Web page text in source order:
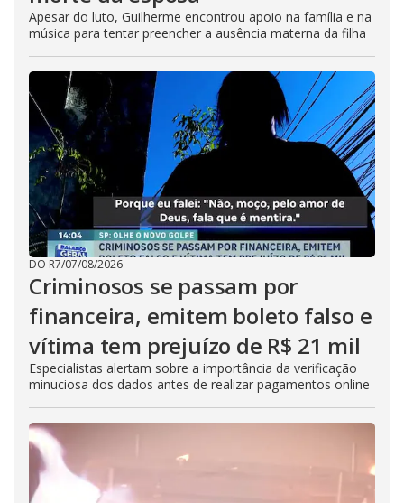
Apesar do luto, Guilherme encontrou apoio na família e na
música para tentar preencher a ausência materna da filha
DO R7/07/08/2026
Criminosos se passam por
financeira, emitem boleto falso e
vítima tem prejuízo de R$ 21 mil
Especialistas alertam sobre a importância da verificação
minuciosa dos dados antes de realizar pagamentos online